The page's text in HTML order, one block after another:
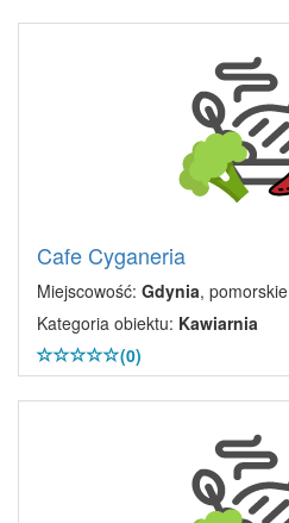
Cafe Cyganeria
Miejscowość: Gdynia, pomorskie
Kategoria obiektu: Kawiarnia
(0)